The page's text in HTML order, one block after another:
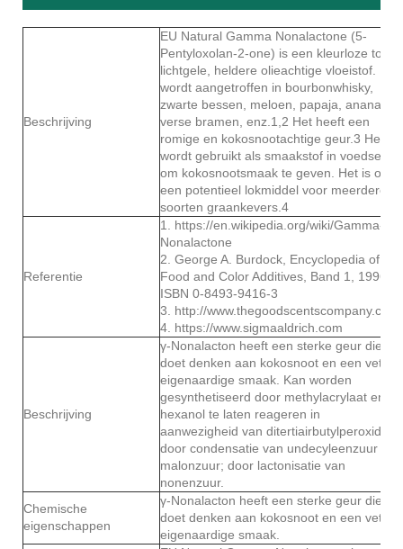
Beschrijving
EU Natural Gamma Nonalactone (5-
Pentyloxolan-2-one) is een kleurloze tot
lichtgele, heldere olieachtige vloeistof. Het
wordt aangetroffen in bourbonwhisky,
zwarte bessen, meloen, papaja, ananas,
verse bramen, enz.1,2 Het heeft een
romige en kokosnootachtige geur.3 Het
wordt gebruikt als smaakstof in voedsel
om kokosnootsmaak te geven. Het is ook
een potentieel lokmiddel voor meerdere
soorten graankevers.4
Referentie
1. https://en.wikipedia.org/wiki/Gamma-
Nonalactone
2. George A. Burdock, Encyclopedia of
Food and Color Additives, Band 1, 1996,
ISBN 0-8493-9416-3
3. http://www.thegoodscentscompany.com
4. https://www.sigmaaldrich.com
Beschrijving
γ-Nonalacton heeft een sterke geur die
doet denken aan kokosnoot en een vette,
eigenaardige smaak. Kan worden
gesynthetiseerd door methylacrylaat en
hexanol te laten reageren in
aanwezigheid van ditertiairbutylperoxide;
door condensatie van undecyleenzuur en
malonzuur; door lactonisatie van
nonenzuur.
Chemische
eigenschappen
γ-Nonalacton heeft een sterke geur die
doet denken aan kokosnoot en een vette,
eigenaardige smaak.